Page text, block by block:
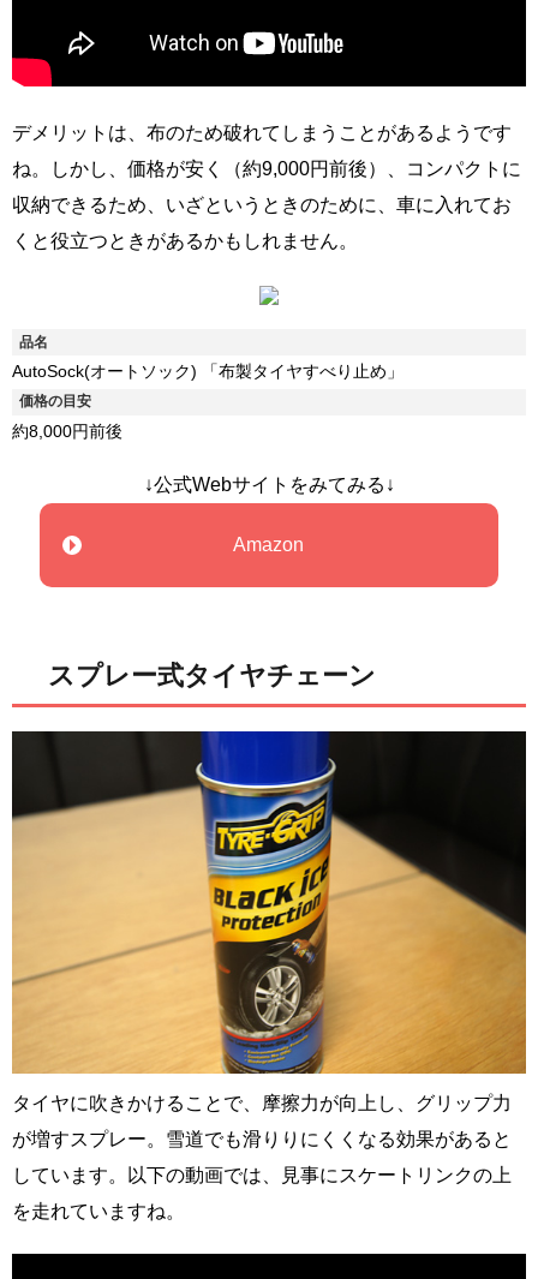
デメリットは、布のため破れてしまうことがあるようです
ね。しかし、価格が安く（約9,000円前後）、コンパクトに
収納できるため、いざというときのために、車に入れてお
くと役立つときがあるかもしれません。
品名
AutoSock(オートソック) 「布製タイヤすべり止め」
価格の目安
約8,000円前後
↓公式Webサイトをみてみる↓
Amazon
スプレー式タイヤチェーン
タイヤに吹きかけることで、摩擦力が向上し、グリップ力
が増すスプレー。雪道でも滑りりにくくなる効果があると
しています。以下の動画では、見事にスケートリンクの上
を走れていますね。